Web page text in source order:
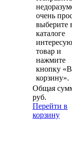
очень
выберите
каталоге
товар и
нажмите
кнопку «В
корзину».
Общая
руб.
Перейти в
корзину